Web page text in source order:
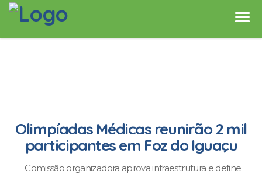
Olimpíadas Médicas reunirão 2 mil
participantes em Foz do Iguaçu
Comissão organizadora aprova infraestrutura e define